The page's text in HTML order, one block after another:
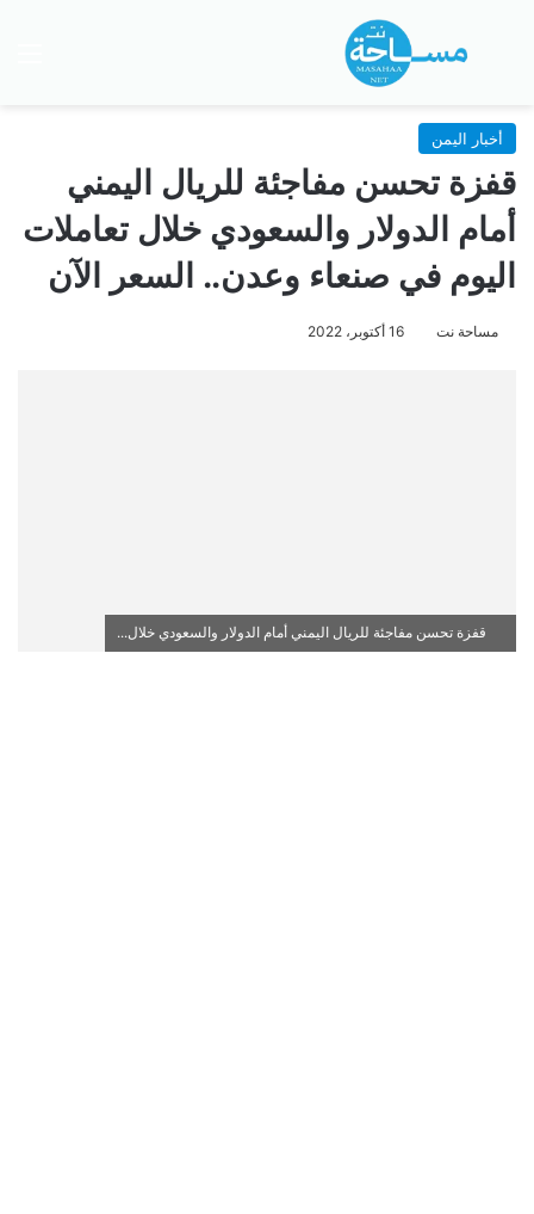
بحث عن
أخبار اليمن
قفزة تحسن مفاجئة للريال اليمني
أمام الدولار والسعودي خلال تعاملات
اليوم في صنعاء وعدن.. السعر الآن
مساحة نت 16 أكتوبر، 2022
قفزة تحسن مفاجئة للريال اليمني أمام الدولار والسعودي خلال...